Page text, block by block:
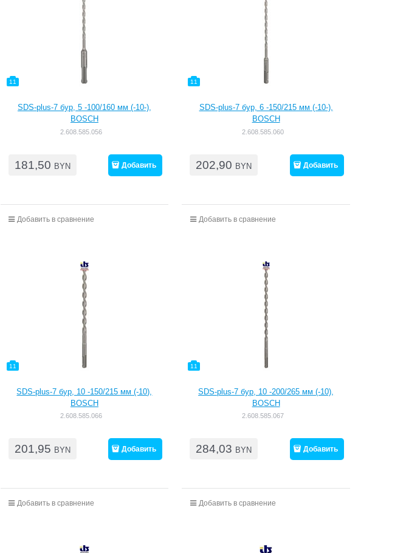
11
SDS-plus-7 бур, 5 -100/160 мм (-10-),
BOSCH
2.608.585.056
181,50 BYN Добавить
Добавить в сравнение
11
SDS-plus-7 бур, 6 -150/215 мм (-10-),
BOSCH
2.608.585.060
202,90 BYN Добавить
Добавить в сравнение
11
SDS-plus-7 бур, 10 -150/215 мм (-10),
BOSCH
2.608.585.066
201,95 BYN Добавить
Добавить в сравнение
11
SDS-plus-7 бур, 10 -200/265 мм (-10),
BOSCH
2.608.585.067
284,03 BYN Добавить
Добавить в сравнение